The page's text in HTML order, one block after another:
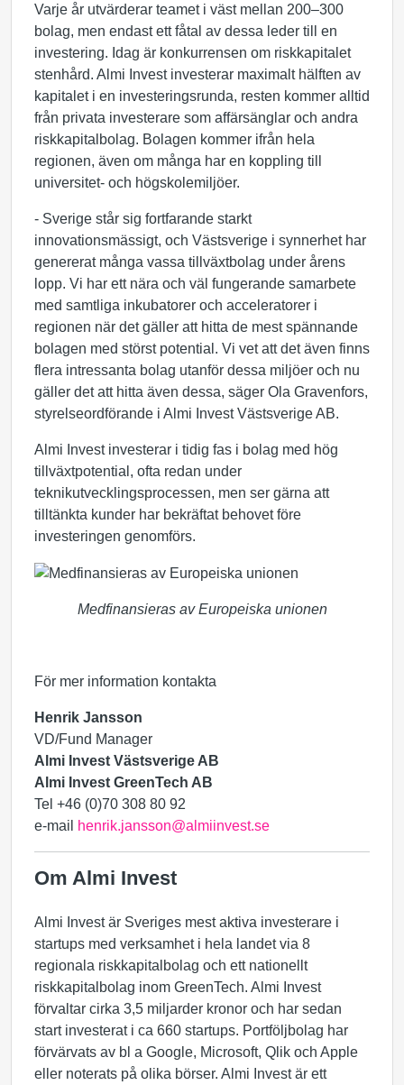
Varje år utvärderar teamet i väst mellan 200–300
bolag, men endast ett fåtal av dessa leder till en
investering. Idag är konkurrensen om riskkapitalet
stenhård. Almi Invest investerar maximalt hälften av
kapitalet i en investeringsrunda, resten kommer alltid
från privata investerare som affärsänglar och andra
riskkapitalbolag. Bolagen kommer ifrån hela
regionen, även om många har en koppling till
universitet- och högskolemiljöer.
- Sverige står sig fortfarande starkt
innovationsmässigt, och Västsverige i synnerhet har
genererat många vassa tillväxtbolag under årens
lopp. Vi har ett nära och väl fungerande samarbete
med samtliga inkubatorer och acceleratorer i
regionen när det gäller att hitta de mest spännande
bolagen med störst potential. Vi vet att det även finns
flera intressanta bolag utanför dessa miljöer och nu
gäller det att hitta även dessa, säger Ola Gravenfors,
styrelseordförande i Almi Invest Västsverige AB.
Almi Invest investerar i tidig fas i bolag med hög
tillväxtpotential, ofta redan under
teknikutvecklingsprocessen, men ser gärna att
tilltänkta kunder har bekräftat behovet före
investeringen genomförs.
Medfinansieras av Europeiska unionen
För mer information kontakta
Henrik Jansson
VD/Fund Manager
Almi Invest Västsverige AB
Almi Invest GreenTech AB
Tel +46 (0)70 308 80 92
e-mail
henrik.jansson@almiinvest.se
Om Almi Invest
Almi Invest är Sveriges mest aktiva investerare i
startups med verksamhet i hela landet via 8
regionala riskkapitalbolag och ett nationellt
riskkapitalbolag inom GreenTech. Almi Invest
förvaltar cirka 3,5 miljarder kronor och har sedan
start investerat i ca 660 startups. Portföljbolag har
förvärvats av bl a Google, Microsoft, Qlik och Apple
eller noterats på olika börser. Almi Invest är ett